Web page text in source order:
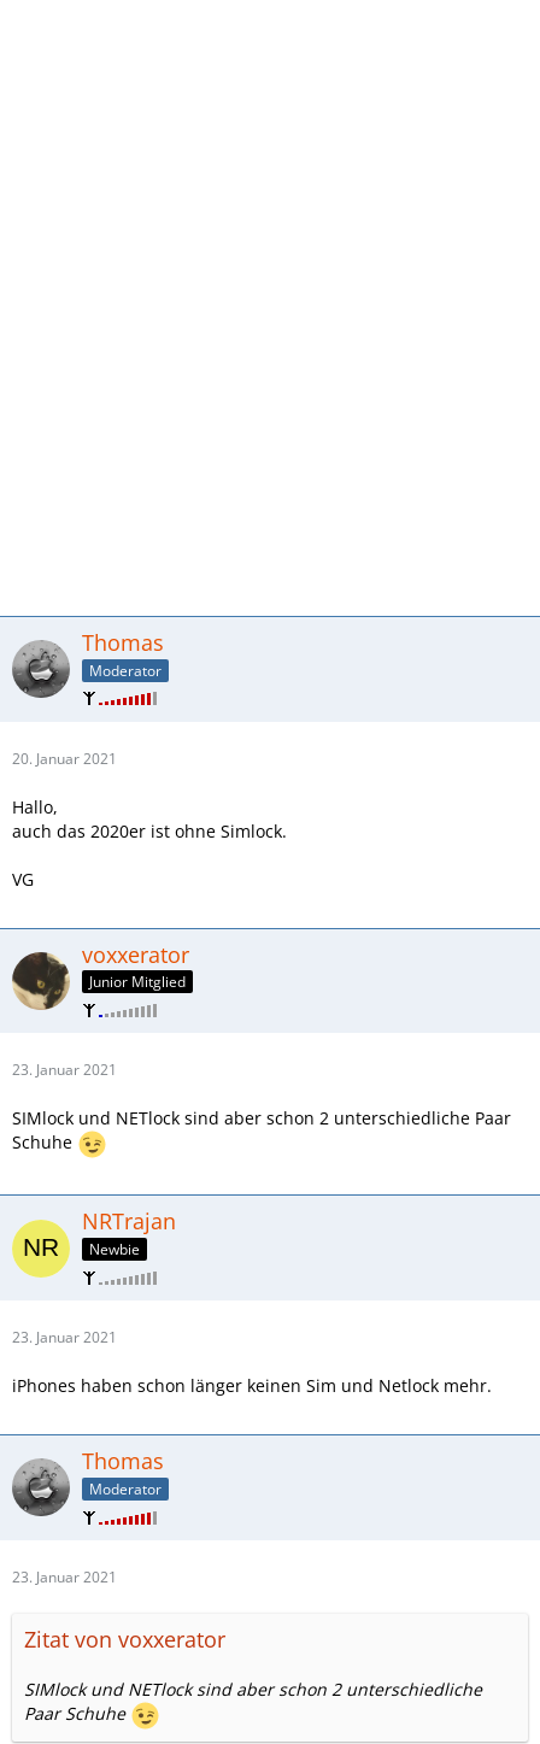
Thomas
Moderator
20. Januar 2021
Hallo,
auch das 2020er ist ohne Simlock.
VG
voxxerator
Junior Mitglied
23. Januar 2021
SIMlock und NETlock sind aber schon 2 unterschiedliche Paar
Schuhe
NRTrajan
Newbie
23. Januar 2021
iPhones haben schon länger keinen Sim und Netlock mehr.
Thomas
Moderator
23. Januar 2021
Zitat von voxxerator
SIMlock und NETlock sind aber schon 2 unterschiedliche
Paar Schuhe